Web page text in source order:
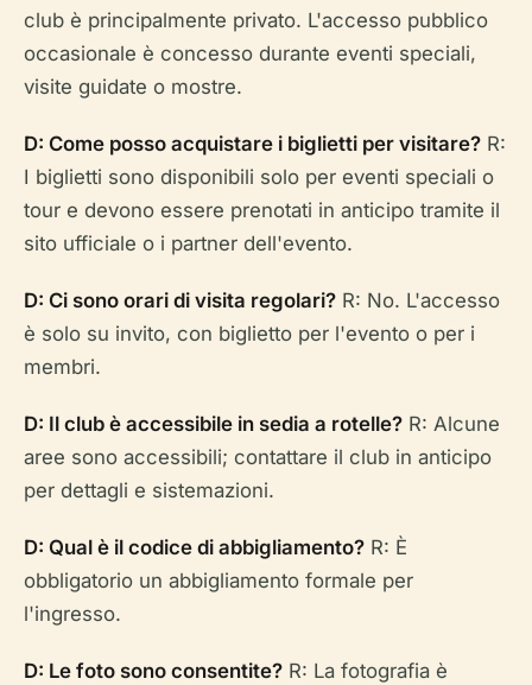
club è principalmente privato. L'accesso pubblico
occasionale è concesso durante eventi speciali,
visite guidate o mostre.
D: Come posso acquistare i biglietti per visitare? R:
I biglietti sono disponibili solo per eventi speciali o
tour e devono essere prenotati in anticipo tramite il
sito ufficiale o i partner dell'evento.
D: Ci sono orari di visita regolari? R: No. L'accesso
è solo su invito, con biglietto per l'evento o per i
membri.
D: Il club è accessibile in sedia a rotelle? R: Alcune
aree sono accessibili; contattare il club in anticipo
per dettagli e sistemazioni.
D: Qual è il codice di abbigliamento? R: È
obbligatorio un abbigliamento formale per
l'ingresso.
D: Le foto sono consentite? R: La fotografia è